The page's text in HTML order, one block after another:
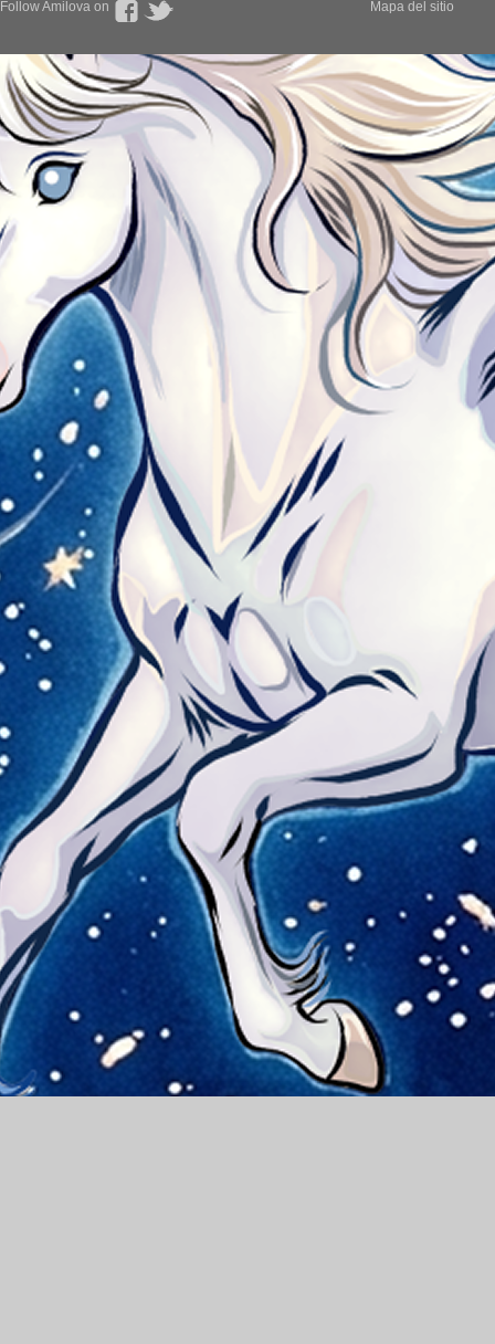
Follow Amilova on Mapa del sitio